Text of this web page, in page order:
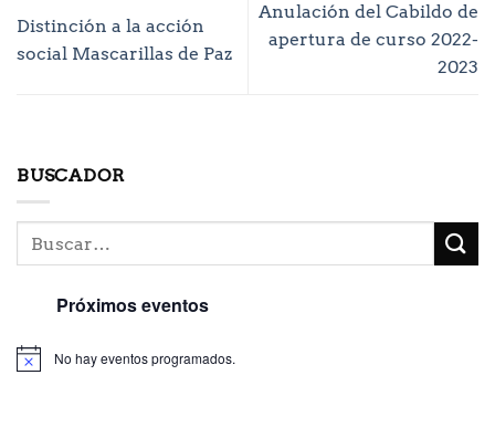
Distinción a la acción
social Mascarillas de Paz
Anulación del Cabildo de
apertura de curso 2022-
2023
BUSCADOR
Próximos eventos
No hay eventos programados.